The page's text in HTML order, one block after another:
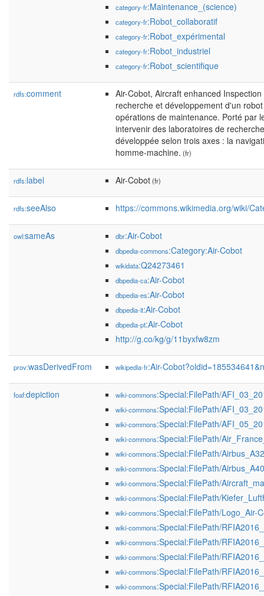
category-fr:Maintenance_(science)
category-fr:Robot_collaboratif
category-fr:Robot_expérimental
category-fr:Robot_industriel
category-fr:Robot_scientifique
rdfs:comment
Air-Cobot, Aircraft enhanced
recherche et développement d'un
opérations de maintenance. Porté par
intervenir des laboratoires de
développée selon trois axes : la
homme-machine. (fr)
rdfs:label Air-Cobot(fr)
rdfs:seeAlso https://commons.wikimedia.org/wiki/
owl:sameAs dbr:Air-Cobot
dbpedia-commons:Category:Air-Cobot
wikidata:Q24273461
dbpedia-ca:Air-Cobot
dbpedia-es:Air-Cobot
dbpedia-it:Air-Cobot
dbpedia-pt:Air-Cobot
http://g.co/kg/g/11byxfw8zm
prov:wasDerivedFrom wikipedia-fr:Air-
foaf:depiction wiki-commons:Special:FilePath/
wiki-commons:Special:FilePath/
wiki-commons:Special:FilePath/
wiki-commons:Special:FilePath/
wiki-commons:Special:FilePath/
wiki-commons:Special:FilePath/
wiki-commons:Special:FilePath/
wiki-commons:Special:FilePath/
wiki-commons:Special:FilePath/Logo_Air-
wiki-commons:Special:FilePath/
wiki-commons:Special:FilePath/
wiki-commons:Special:FilePath/
wiki-commons:Special:FilePath/
wiki-commons:Special:FilePath/